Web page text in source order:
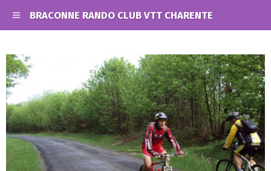
BRACONNE RANDO CLUB VTT CHARENTE